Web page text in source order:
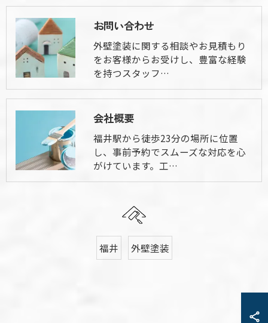
お問い合わせ
外壁塗装に関する相談やお見積もり
をお客様からお受けし、豊富な経験
を持つスタッフ…
会社概要
福井駅から徒歩23分の場所に位置
し、事前予約でスムーズな対応を心
がけています。工…
福井 外壁塗装